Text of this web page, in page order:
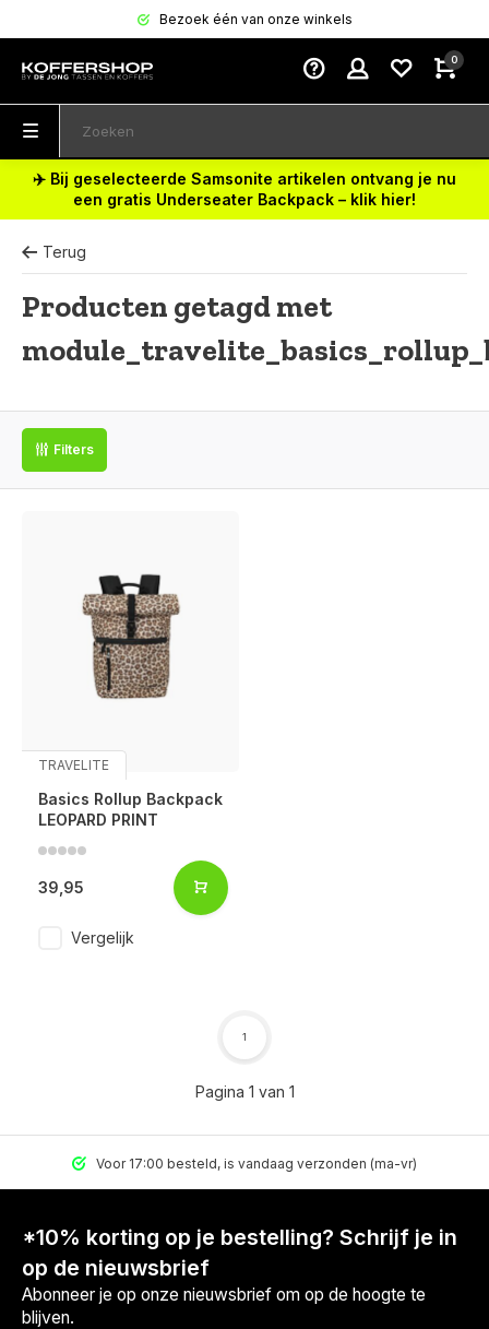
Bezoek één van onze winkels
0
✈️ Bij geselecteerde Samsonite artikelen ontvang je nu
een gratis Underseater Backpack – klik hier!
Terug
Producten getagd met
Filters
TRAVELITE
Basics Rollup Backpack
LEOPARD PRINT
39,95
Vergelijk
Pagina 1 van 1
1
Voor 17:00 besteld, is vandaag verzonden (ma-vr)
*10% korting op je bestelling? Schrijf je in
op de nieuwsbrief
Abonneer je op onze nieuwsbrief om op de hoogte te
blijven.